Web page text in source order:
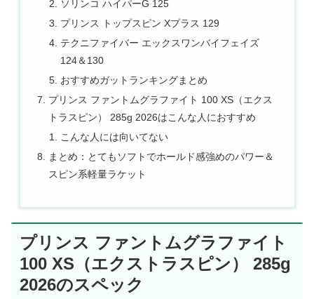
ソリンコ ハイパーG 125
プリンス トップスピン Xプラス 129
テクニファイバー エックスワンバイフェイズ
124＆130
おすすめガットランキングまとめ
プリンス ファントムグラファイト 100 XS（エクス
トラスピン） 285g 2026はこんな人におすすめ
こんな人には向いてない
まとめ：とてもソフトでホールド感強めのパワー＆
スピン系軽量ラケット
プリンス ファントムグラファイト
100 XS（エクストラスピン） 285g
2026のスペック